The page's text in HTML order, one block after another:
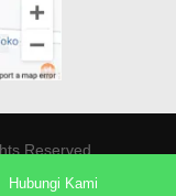
Reserved.
Hubungi Kami